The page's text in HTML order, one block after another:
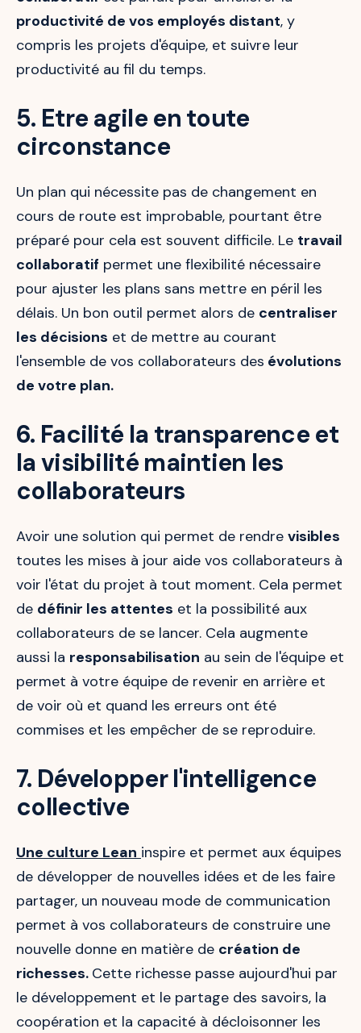
productivité de vos employés distant, y
compris les projets d'équipe, et suivre leur
productivité au fil du temps.
5. Etre agile en toute
circonstance
Un plan qui nécessite pas de changement en
cours de route est improbable, pourtant être
préparé pour cela est souvent difficile. Le travail
collaboratif permet une flexibilité nécessaire
pour ajuster les plans sans mettre en péril les
délais. Un bon outil permet alors de centraliser
les décisions et de mettre au courant
l'ensemble de vos collaborateurs des évolutions
de votre plan.
6. Facilité la transparence et
la visibilité maintien les
collaborateurs
Avoir une solution qui permet de rendre visibles
toutes les mises à jour aide vos collaborateurs à
voir l'état du projet à tout moment. Cela permet
de définir les attentes et la possibilité aux
collaborateurs de se lancer. Cela augmente
aussi la responsabilisation au sein de l'équipe et
permet à votre équipe de revenir en arrière et
de voir où et quand les erreurs ont été
commises et les empêcher de se reproduire.
7. Développer l'intelligence
collective
Une culture Lean inspire et permet aux équipes
de développer de nouvelles idées et de les faire
partager, un nouveau mode de communication
permet à vos collaborateurs de construire une
nouvelle donne en matière de création de
richesses. Cette richesse passe aujourd'hui par
le développement et le partage des savoirs, la
coopération et la capacité à décloisonner les